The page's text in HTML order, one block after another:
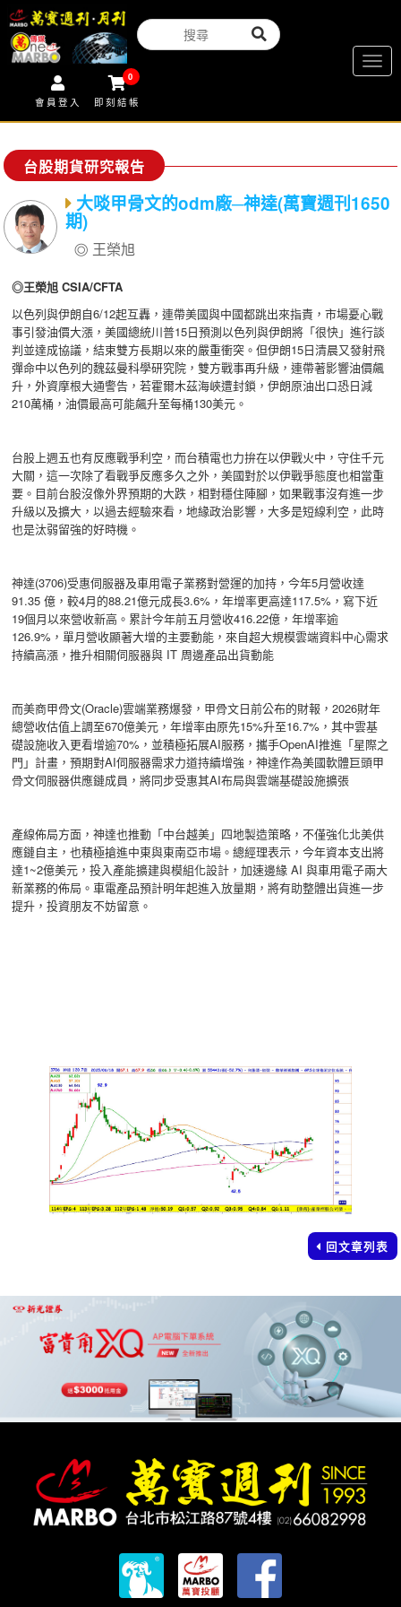
會員登入
0
即刻結帳
台股期貨研究報告
大啖甲骨文的odm廠─神達(萬寶週刊1650
期)
王榮旭
◎王榮旭 CSIA/CFTA
以色列與伊朗自6/12起互轟，連帶美國與中國都跳出來指責，市場憂心戰
事引發油價大漲，美國總統川普15日預測以色列與伊朗將「很快」進行談
判並達成協議，結束雙方長期以來的嚴重衝突。但伊朗15日清晨又發射飛
彈命中以色列的魏茲曼科學研究院，雙方戰事再升級，連帶著影響油價飆
升，外資摩根大通警告，若霍爾木茲海峽遭封鎖，伊朗原油出口恐日減
210萬桶，油價最高可能飆升至每桶130美元。
台股上週五也有反應戰爭利空，而台積電也力拚在以伊戰火中，守住千元
大關，這一次除了看戰爭反應多久之外，美國對於以伊戰爭態度也相當重
要。目前台股沒像外界預期的大跌，相對穩住陣腳，如果戰事沒有進一步
升級以及擴大，以過去經驗來看，地緣政治影響，大多是短線利空，此時
也是汰弱留強的好時機。
神達(3706)受惠伺服器及車用電子業務對營運的加持，今年5月營收達
91.35 億，較4月的88.21億元成長3.6%，年增率更高達117.5%，寫下近
19個月以來營收新高。累計今年前五月營收416.22億，年增率逾
126.9%，單月營收顯著大增的主要動能，來自超大規模雲端資料中心需求
持續高漲，推升相關伺服器與 IT 周邊產品出貨動能
而美商甲骨文(Oracle)雲端業務爆發，甲骨文日前公布的財報，2026財年
總營收估值上調至670億美元，年增率由原先15%升至16.7%，其中雲基
礎設施收入更看增逾70%，並積極拓展AI服務，攜手OpenAI推進「星際之
門」計畫，預期對AI伺服器需求力道持續增強，神達作為美國軟體巨頭甲
骨文伺服器供應鏈成員，將同步受惠其AI布局與雲端基礎設施擴張
產線佈局方面，神達也推動「中台越美」四地製造策略，不僅強化北美供
應鏈自主，也積極搶進中東與東南亞市場。總經理表示，今年資本支出將
達1~2億美元，投入產能擴建與模組化設計，加速邊緣 AI 與車用電子兩大
新業務的佈局。車電產品預計明年起進入放量期，將有助整體出貨進一步
提升，投資朋友不妨留意。
回文章列表